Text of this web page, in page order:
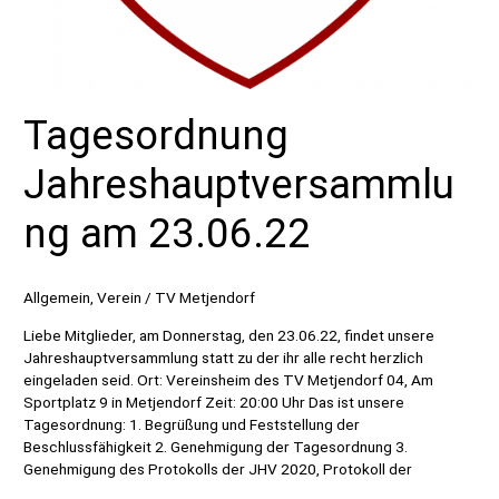
Tagesordnung
Jahreshauptversammlu
ng am 23.06.22
Allgemein ,Verein / TV Metjendorf
Liebe Mitglieder, am Donnerstag, den 23.06.22, findet unsere
Jahreshauptversammlung statt zu der ihr alle recht herzlich
eingeladen seid. Ort: Vereinsheim des TV Metjendorf 04, Am
Sportplatz 9 in Metjendorf Zeit: 20:00 Uhr Das ist unsere
Tagesordnung: 1. Begrüßung und Feststellung der
Beschlussfähigkeit 2. Genehmigung der Tagesordnung 3.
Genehmigung des Protokolls der JHV 2020, Protokoll der